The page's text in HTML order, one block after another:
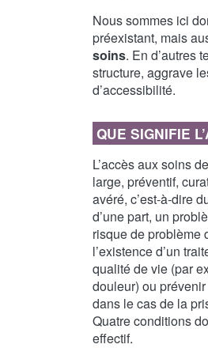
Nous sommes ici
préexistant, mais
soins. En d’autres
structure, aggrave
d’accessibilité.
QUE SIGNIFIE
L’accès aux soins
large, préventif,
avéré, c’est-à-dire
d’une part, un
risque de problème
l’existence d’un
qualité de vie (par
douleur) ou
dans le cas de la
Quatre conditions
effectif.